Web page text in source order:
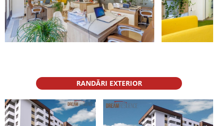
RANDĂRI EXTERIOR